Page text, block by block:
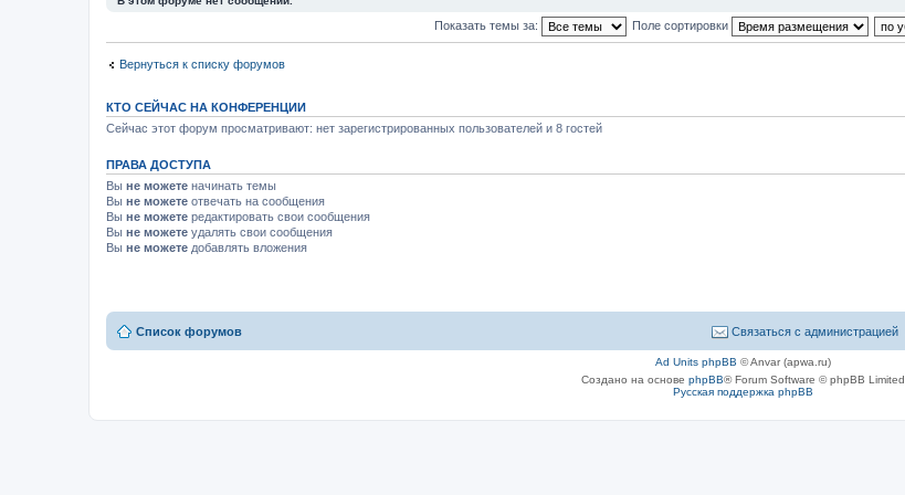
Показать темы за: Поле сортировки
Вернуться к списку форумов
КТО СЕЙЧАС НА КОНФЕРЕНЦИИ
Сейчас этот форум просматривают: нет зарегистрированных пользователей и 8 гостей
ПРАВА ДОСТУПА
Вы не можете начинать темы
Вы не можете отвечать на сообщения
Вы не можете редактировать свои сообщения
Вы не можете удалять свои сообщения
Вы не можете добавлять вложения
Список форумов Связаться с администрацией
Ad Units phpBB © Anvar (apwa.ru)
Создано на основе phpBB® Forum Software © phpBB Limited
Русская поддержка phpBB